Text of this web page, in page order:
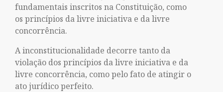
fundamentais inscritos na Constituição, como
os princípios da livre iniciativa e da livre
concorrência.
A inconstitucionalidade decorre tanto da
violação dos princípios da livre iniciativa e da
livre concorrência, como pelo fato de atingir o
ato jurídico perfeito.